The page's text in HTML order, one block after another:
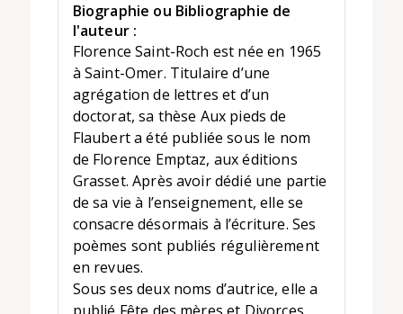
Biographie ou Bibliographie de
l'auteur :
Florence Saint-Roch est née en 1965
à Saint-Omer. Titulaire d’une
agrégation de lettres et d’un
doctorat, sa thèse Aux pieds de
Flaubert a été publiée sous le nom
de Florence Emptaz, aux éditions
Grasset. Après avoir dédié une partie
de sa vie à l’enseignement, elle se
consacre désormais à l’écriture. Ses
poèmes sont publiés régulièrement
en revues.
Sous ses deux noms d’autrice, elle a